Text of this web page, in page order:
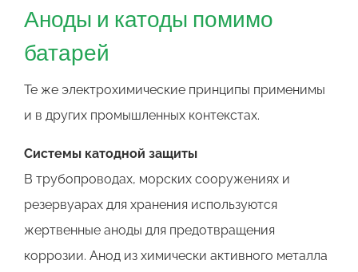
Аноды и катоды помимо
батарей
Те же электрохимические принципы применимы
и в других промышленных контекстах.
Системы катодной защиты
В трубопроводах, морских сооружениях и
резервуарах для хранения используются
жертвенные аноды для предотвращения
коррозии. Анод из химически активного металла